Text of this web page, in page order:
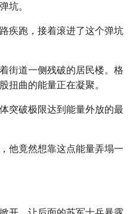
坑。
疾跑，接着滚进了这个弹坑
街道一侧残破的居民楼。格
扭曲的能量正在凝聚。
突破极限达到能量外放的最
他竟然想靠这点能量弄塌一